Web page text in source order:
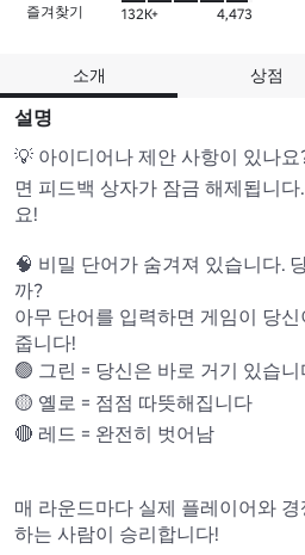
즐겨찾기 132K+ 4,473
소개 상점
설명
💡 아이디어나 제안 사항이 있나
면 피드백 상자가 잠금 해제됩니
요!
🧠 비밀 단어가 숨겨져 있습니다.
까?
아무 단어를 입력하면 게임이 당
줍니다!
🟢 그린 = 당신은 바로 거기 있습니
🟡 옐로 = 점점 따뜻해집니다
🔴 레드 = 완전히 벗어남
매 라운드마다 실제 플레이어와
하는 사람이 승리합니다!